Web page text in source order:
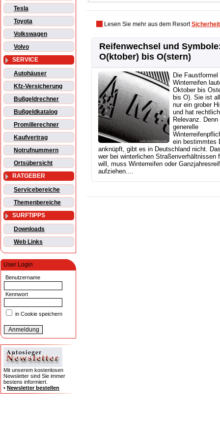
Tesla
Toyota
Volkswagen
Volvo
SERVICE
Autohäuser
Kfz-Versicherung
Bußgeldrechner
Bußgeldkatalog
Promillerechner
Kaufvertrag
Notrufnummern
Ortsübersicht
RATGEBER
Servicebereiche
Themenbereiche
SURFTIPPS
Downloads
Web Links
User Login
Benutzername
Kennwort
in Cookie speichern
Mit unserem kostenlosen
Newsletter sind Sie immer
bestens informiert.
• Newsletter bestellen
Lesen Sie mehr aus dem ResortSicherheit
Reifenwechsel und
O(ktober) bis O(stern)
Die Faustformel
Winterreifen
Oktober bis
bis O). Sie ist
nur ein grober
und hat
Relevanz. Denn
generelle
ein bestimmtes
anknüpft, gibt es in Deutschland nicht.
wer bei winterlichen Straßenverhältnissen
will, muss Winterreifen oder
aufziehen....